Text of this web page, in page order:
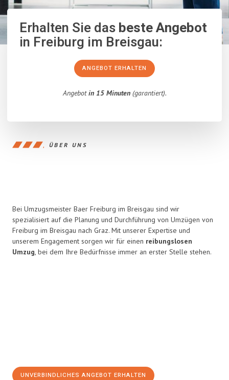
Erhalten Sie dasbeste Angebot
in Freiburg im Breisgau:
ANGEBOT ERHALTEN
Angebotin 15 Minuten(garantiert).
ÜBER UNS
Bei Umzugsmeister Baer Freiburg im Breisgau sind wir
spezialisiert auf die Planung und Durchführung von Umzügen von
Freiburg im Breisgau nach Graz. Mit unserer Expertise und
unserem Engagement sorgen wir für einen reibungslosen
Umzug, bei dem Ihre Bedürfnisse immer an erster Stelle stehen.
UNVERBINDLICHES ANGEBOT ERHALTEN